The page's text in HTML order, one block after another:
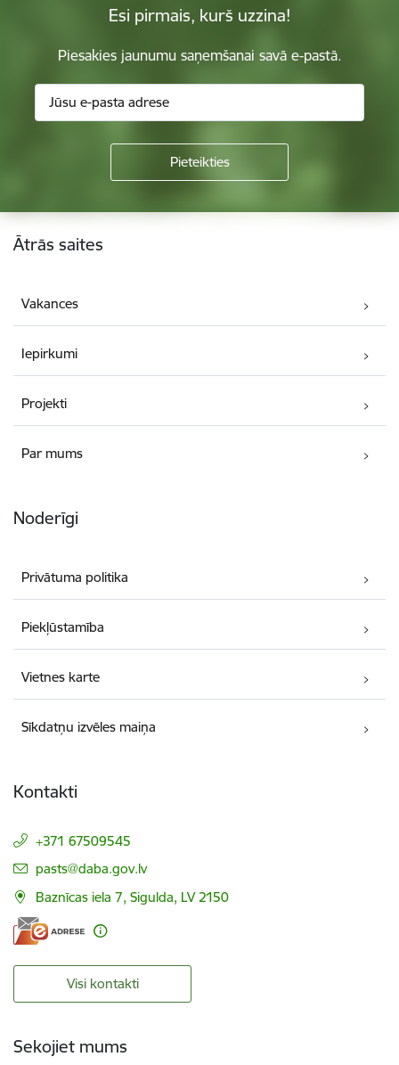
Esi pirmais, kurš uzzina!
Piesakies jaunumu saņemšanai savā e-pastā.
Kājene
Ātrās saites
Vakances
Iepirkumi
Projekti
Par mums
Noderīgi
Privātuma politika
Piekļūstamība
Vietnes karte
Sīkdatņu izvēles maiņa
Kontakti
+371 67509545
E-pasts:
pasts@daba.gov.lv
Baznīcas iela 7, Sigulda, LV 2150
Visi kontakti
Sekojiet mums